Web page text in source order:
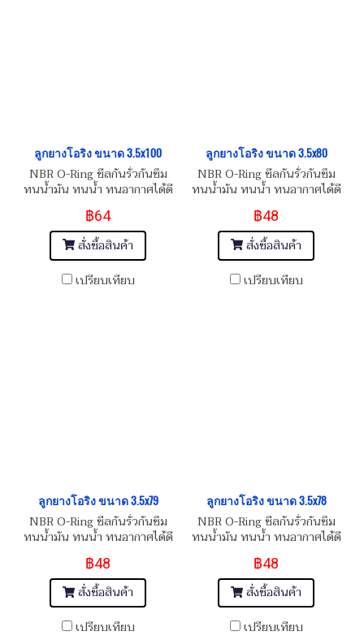
ลูกยางโอริง ขนาด 3.5x100
NBR O-Ring ซีลกันรั่วกันซึม
ทนน้ำมัน ทนน้ำ ทนอากาศได้ดี
฿64
สั่งซื้อสินค้า
เปรียบเทียบ
ลูกยางโอริง ขนาด 3.5x80
NBR O-Ring ซีลกันรั่วกันซึม
ทนน้ำมัน ทนน้ำ ทนอากาศได้ดี
฿48
สั่งซื้อสินค้า
เปรียบเทียบ
ลูกยางโอริง ขนาด 3.5x79
NBR O-Ring ซีลกันรั่วกันซึม
ทนน้ำมัน ทนน้ำ ทนอากาศได้ดี
฿48
สั่งซื้อสินค้า
เปรียบเทียบ
ลูกยางโอริง ขนาด 3.5x78
NBR O-Ring ซีลกันรั่วกันซึม
ทนน้ำมัน ทนน้ำ ทนอากาศได้ดี
฿48
สั่งซื้อสินค้า
เปรียบเทียบ